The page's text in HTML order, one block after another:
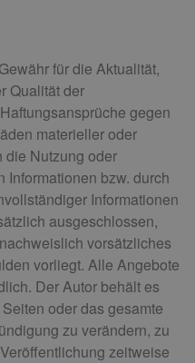
für die Aktualität,
Qualität der
gegen
materieller oder
die Nutzung oder
Informationen bzw. durch
Informationen
ausgeschlossen,
vorsätzliches
vorliegt. Alle Angebote
Der Autor behält es
oder das gesamte
zu verändern, zu
zeitweise